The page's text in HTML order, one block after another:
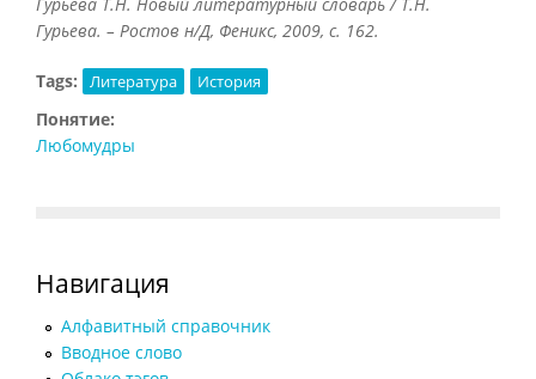
Гурьева. – Ростов н/Д, Феникс, 2009, с. 162.
Tags: Литература История
Понятие:
Любомудры
Навигация
Алфавитный справочник
Вводное слово